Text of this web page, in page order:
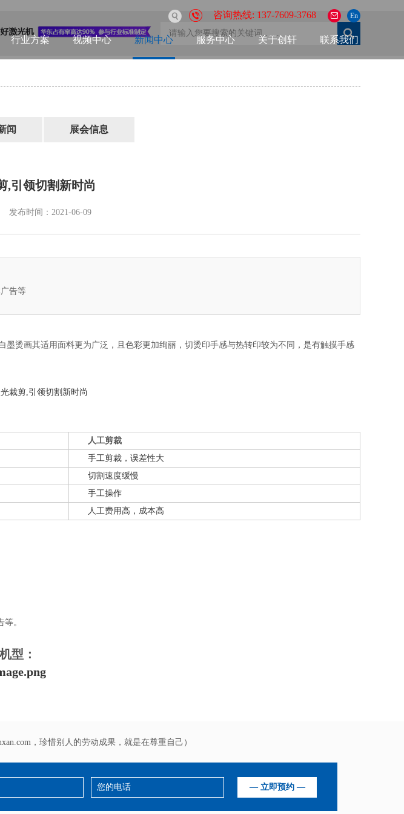
En
咨询热线: 137-7609-3768
行业方案 视频中心 新闻中心 服务中心 关于创轩 联系我们
闻 展会信息
,引领切割新时尚
发布时间：2021-06-09
告等
烫画其适用面料更为广泛，且色彩更加绚丽，切烫印手感与热转印较为不同，是有触摸手感
人工剪裁
手工剪裁，误差性大
切割速度缓慢
手工操作
人工费用高，成本高
。
型：
，珍惜别人的劳动成果，就是在尊重自己）